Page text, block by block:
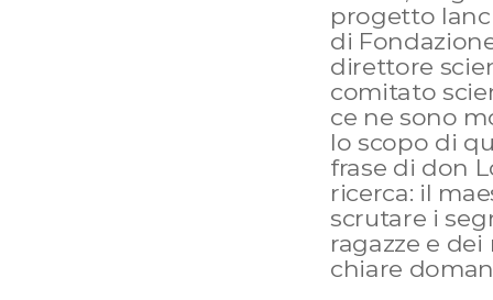
progetto
di
direttore
comitato
ce ne sono
lo scopo di
frase di don
ricerca: il
scrutare i
ragazze e
chiare